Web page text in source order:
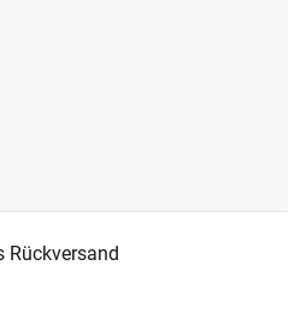
Rückversand